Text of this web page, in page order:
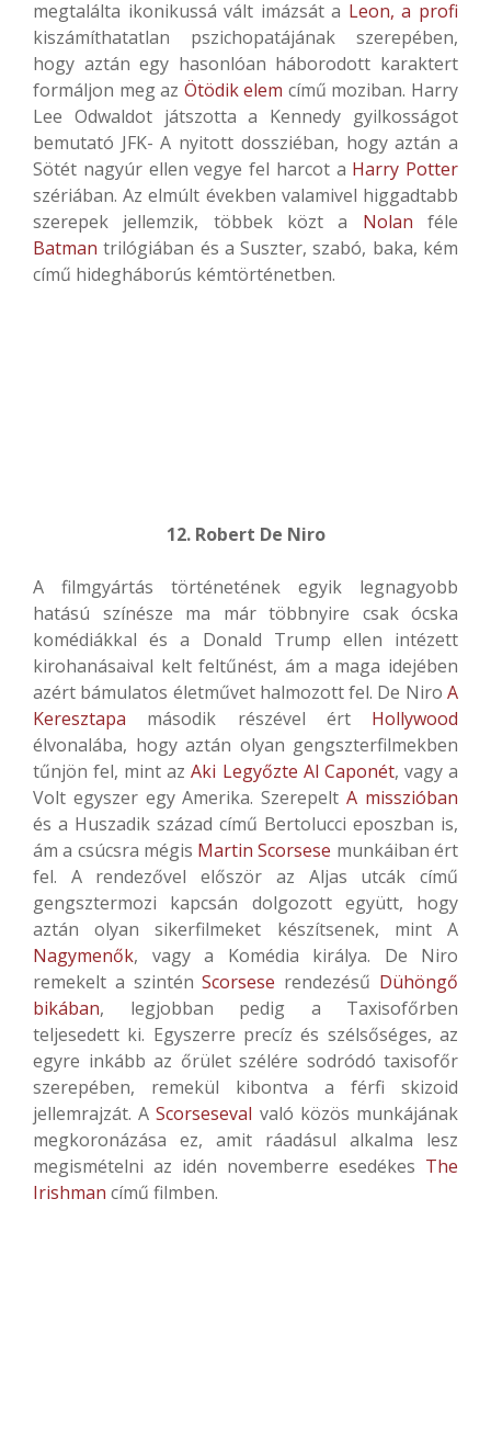
megtalálta ikonikussá vált imázsát a Leon, a profi
kiszámíthatatlan pszichopatájának szerepében,
hogy aztán egy hasonlóan háborodott karaktert
formáljon meg az Ötödik elem című moziban. Harry
Lee Odwaldot játszotta a Kennedy gyilkosságot
bemutató JFK- A nyitott dossziéban, hogy aztán a
Sötét nagyúr ellen vegye fel harcot a Harry Potter
szériában. Az elmúlt években valamivel higgadtabb
szerepek jellemzik, többek közt a Nolan féle
Batman trilógiában és a Suszter, szabó, baka, kém
című hidegháborús kémtörténetben.
12. Robert De Niro
A filmgyártás történetének egyik legnagyobb
hatású színésze ma már többnyire csak ócska
komédiákkal és a Donald Trump ellen intézett
kirohanásaival kelt feltűnést, ám a maga idejében
azért bámulatos életművet halmozott fel. De Niro A
Keresztapa második részével ért Hollywood
élvonalába, hogy aztán olyan gengszterfilmekben
tűnjön fel, mint azAki Legyőzte Al Caponét, vagy a
Volt egyszer egy Amerika. SzerepeltA misszióban
és a Huszadik század című Bertolucci eposzban is,
ám a csúcsra mégis Martin Scorsese munkáiban ért
fel. A rendezővel először az Aljas utcák című
gengsztermozi kapcsán dolgozott együtt, hogy
aztán olyan sikerfilmeket készítsenek, mint A
Nagymenők, vagy a Komédia királya. De Niro
remekelt a szinténScorsese rendezésű Dühöngő
bikában, legjobban pedig a Taxisofőrben
teljesedett ki. Egyszerre precíz és szélsőséges, az
egyre inkább az őrület szélére sodródó taxisofőr
szerepében, remekül kibontva a férfi skizoid
jellemrajzát. AScorseseval való közös munkájának
megkoronázása ez, amit ráadásul alkalma lesz
megismételni az idén novemberre esedékes The
Irishman című filmben.